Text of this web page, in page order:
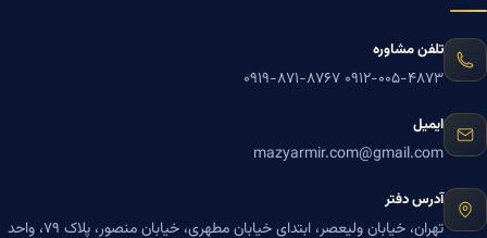
تلفن مشاوره
۰۹۱۲-۰۰۵-۴۸۷۳ ۰۹۱۹-۸۷۱-۸۷۶۷
ایمیل
mazyarmir.com@gmail.com
آدرس دفتر
تهران، خیابان ولیعصر، ابتدای خیابان مطهری، خیابان منصور، پلاک ۷۹، واحد